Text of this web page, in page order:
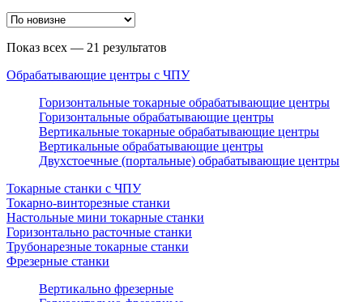
Показ всех — 21 результатов
Обрабатывающие центры с ЧПУ
Горизонтальные токарные обрабатывающие центры
Горизонтальные обрабатывающие центры
Вертикальные токарные обрабатывающие центры
Вертикальные обрабатывающие центры
Двухстоечные (портальные) обрабатывающие центры
Токарные станки с ЧПУ
Токарно-винторезные станки
Настольные мини токарные станки
Горизонтально расточные станки
Трубонарезные токарные станки
Фрезерные станки
Вертикально фрезерные